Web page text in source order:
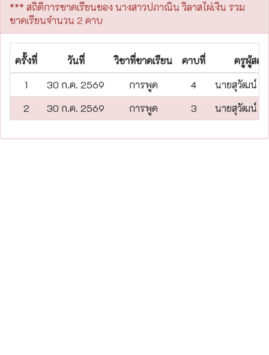
*** สถิติการขาดเรียนของ นางสาวปภาณิน วิลาสไผ่เงิน รวม
ขาดเรียนจำนวน 2 คาบ
ครั้งที่ วันที่ วิชาที่ขาดเรียน คาบที่
ครูผู้สอน
1
30 ก.ค. 2569 การพูด 4
นายสุวัฒน์
2
30 ก.ค. 2569 การพูด 3 นายสุวัฒน์